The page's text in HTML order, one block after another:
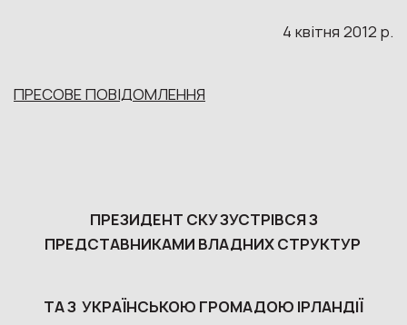
4 квітня 2012 р.
ПРЕСОВЕ ПОВІДОМЛЕННЯ
ПРЕЗИДЕНТ СКУ ЗУСТРІВСЯ З
ПРЕДСТАВНИКАМИ ВЛАДНИХ СТРУКТУР
ТА З УКРАЇНСЬКОЮ ГРОМАДОЮ ІРЛАНДІЇ